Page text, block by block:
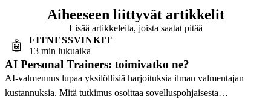
Aiheeseen liittyvät artikkelit
Lisää artikkeleita, joista saatat pitää
🤖
FITNESSVINKIT
13 min lukuaika
AI Personal Trainers: toimivatko ne?
AI-valmennus lupaa yksilöllisiä harjoituksia ilman valmentajan
kustannuksia. Mitä tutkimus osoittaa sovelluspohjaisesta